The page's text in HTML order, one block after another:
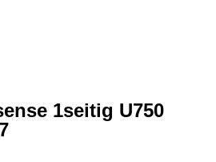
1seitig U750